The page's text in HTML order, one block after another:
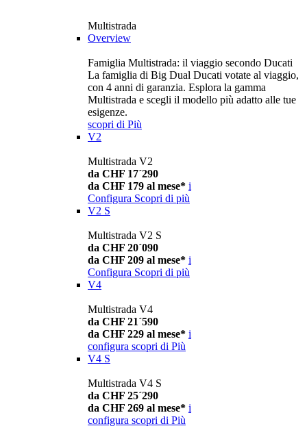
Multistrada
Overview
Famiglia Multistrada: il viaggio secondo Ducati
La famiglia di Big Dual Ducati votate al viaggio,
con 4 anni di garanzia. Esplora la gamma
Multistrada e scegli il modello più adatto alle tue
esigenze.
scopri di Più
V2
Multistrada V2
da CHF 17´290
da CHF 179 al mese* i
Configura Scopri di più
V2 S
Multistrada V2 S
da CHF 20´090
da CHF 209 al mese* i
Configura Scopri di più
V4
Multistrada V4
da CHF 21´590
da CHF 229 al mese* i
configura scopri di Più
V4 S
Multistrada V4 S
da CHF 25´290
da CHF 269 al mese* i
configura scopri di Più